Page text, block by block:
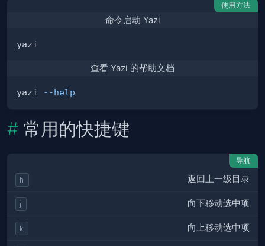
使用方法
命令启动 Yazi
查看 Yazi 的帮助文档
yazi --help
常用的快捷键
导航
h 返回上一级目录
j 向下移动选中项
k 向上移动选中项